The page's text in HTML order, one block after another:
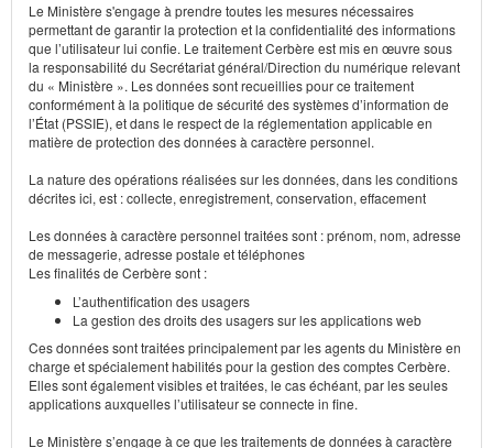
Le Ministère s'engage à prendre toutes les mesures nécessaires
permettant de garantir la protection et la confidentialité des informations
que l’utilisateur lui confie. Le traitement Cerbère est mis en œuvre sous
la responsabilité du Secrétariat général/Direction du numérique relevant
du « Ministère ». Les données sont recueillies pour ce traitement
conformément à la politique de sécurité des systèmes d’information de
l’État (PSSIE), et dans le respect de la réglementation applicable en
matière de protection des données à caractère personnel.
La nature des opérations réalisées sur les données, dans les conditions
décrites ici, est : collecte, enregistrement, conservation, effacement
Les données à caractère personnel traitées sont : prénom, nom, adresse
de messagerie, adresse postale et téléphones
Les finalités de Cerbère sont :
L’authentification des usagers
La gestion des droits des usagers sur les applications web
Ces données sont traitées principalement par les agents du Ministère en
charge et spécialement habilités pour la gestion des comptes Cerbère.
Elles sont également visibles et traitées, le cas échéant, par les seules
applications auxquelles l’utilisateur se connecte in fine.
Le Ministère s’engage à ce que les traitements de données à caractère